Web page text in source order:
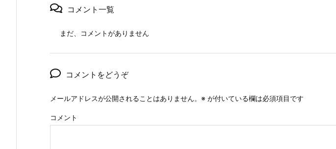
コメント一覧
まだ、コメントがありません
コメントをどうぞ
メールアドレスが公開されることはありません。 ※ が付いている欄は必須項目です
コメント